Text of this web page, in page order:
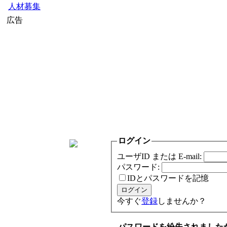
人材募集
広告
ログイン
ユーザID または E-mail:
パスワード:
IDとパスワードを記憶
今すぐ登録しませんか？